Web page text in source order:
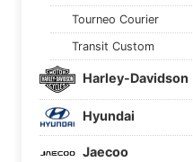
Tourneo Courier
Transit Custom
Harley-Davidson
Hyundai
Jaecoo